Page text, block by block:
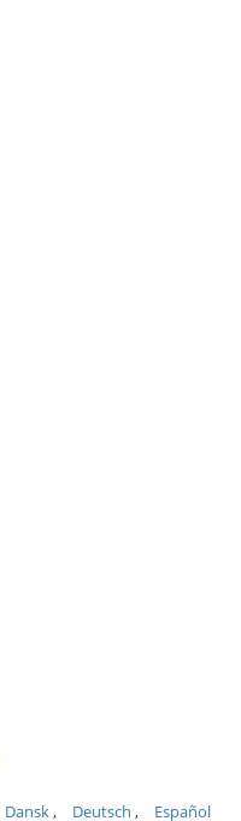
Dansk Deutsch Español